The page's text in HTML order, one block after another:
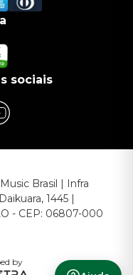
sociais
Brasil | Infra
1445 |
- CEP: 06807-000
by